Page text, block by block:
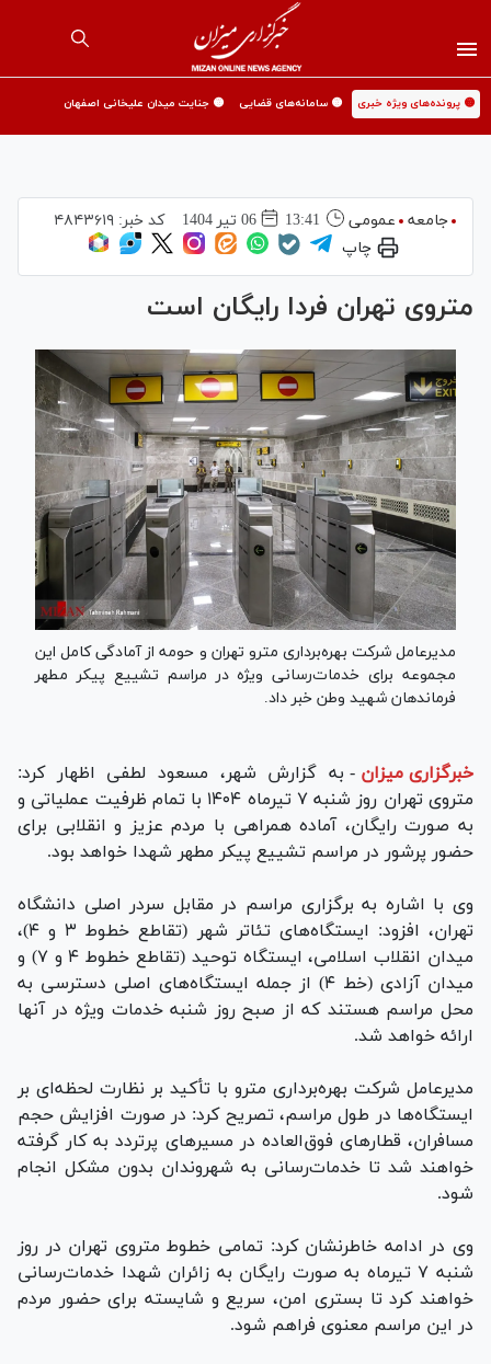
🟡 پرونده‌های ویژه خبری 🟡 سامانه‌های قضایی 🟡 جنایت میدان علیخانی اصفهان
جامعه عمومی 13:41 06 تير 1404 کد خبر:۴۸۴۳۶۱۹
چاپ
متروی تهران فردا رایگان است
مدیرعامل شرکت بهره‌برداری مترو تهران و حومه از آمادگی کامل این
مجموعه برای خدمات‌رسانی ویژه در مراسم تشییع پیکر مطهر
فرماندهان شهید وطن خبر داد.
خبرگزاری میزان - به گزارش شهر، مسعود لطفی اظهار کرد:
متروی تهران روز شنبه ۷ تیرماه ۱۴۰۴ با تمام ظرفیت عملیاتی و
به صورت رایگان، آماده همراهی با مردم عزیز و انقلابی برای
حضور پرشور در مراسم تشییع پیکر مطهر شهدا خواهد بود.
وی با اشاره به برگزاری مراسم در مقابل سردر اصلی دانشگاه
تهران، افزود: ایستگاه‌های تئاتر شهر (تقاطع خطوط ۳ و ۴)،
میدان انقلاب اسلامی، ایستگاه توحید (تقاطع خطوط ۴ و ۷) و
میدان آزادی (خط ۴) از جمله ایستگاه‌های اصلی دسترسی به
محل مراسم هستند که از صبح روز شنبه خدمات ویژه در آنها
ارائه خواهد شد.
مدیرعامل شرکت بهره‌برداری مترو با تأکید بر نظارت لحظه‌ای بر
ایستگاه‌ها در طول مراسم، تصریح کرد: در صورت افزایش حجم
مسافران، قطار‌های فوق‌العاده در مسیر‌های پرتردد به کار گرفته
خواهند شد تا خدمات‌رسانی به شهروندان بدون مشکل انجام
شود.
وی در ادامه خاطرنشان کرد: تمامی خطوط متروی تهران در روز
شنبه ۷ تیرماه به صورت رایگان به زائران شهدا خدمات‌رسانی
خواهند کرد تا بستری امن، سریع و شایسته برای حضور مردم
در این مراسم معنوی فراهم شود.